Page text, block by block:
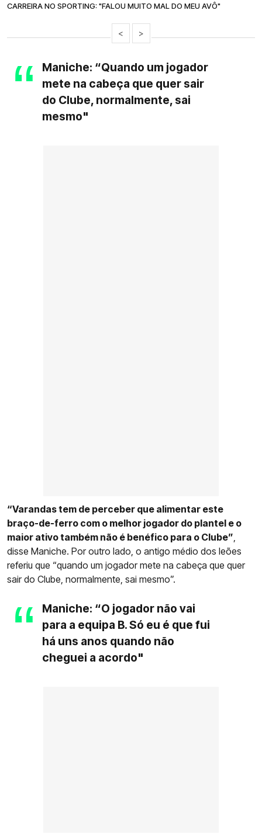
CARREIRA NO SPORTING: "FALOU MUITO MAL DO MEU AVÔ"
< >
Maniche: “Quando um jogador
mete na cabeça que quer sair
do Clube, normalmente, sai
mesmo"
“Varandas tem de perceber que alimentar este
braço-de-ferro com o melhor jogador do plantel e o
maior ativo também não é benéfico para o Clube”,
disse Maniche. Por outro lado, o antigo médio dos leões
referiu que “quando um jogador mete na cabeça que quer
sair do Clube, normalmente, sai mesmo”.
Maniche: “O jogador não vai
para a equipa B. Só eu é que fui
há uns anos quando não
cheguei a acordo"